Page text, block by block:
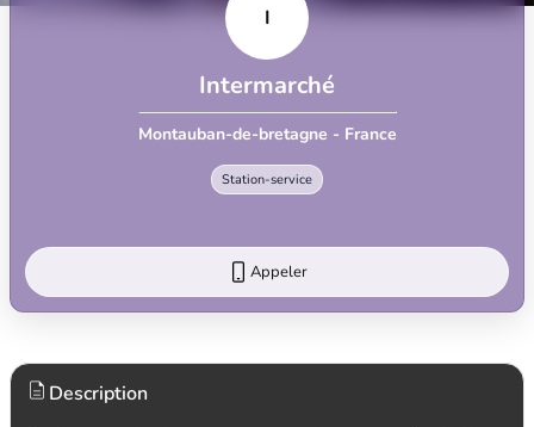
I
Intermarché
Montauban-de-bretagne - France
Station-service
Appeler
Description